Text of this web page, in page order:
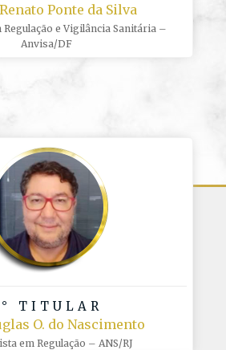
Ponte da Silva
Regulação e Vigilância Sanitária –
Anvisa/DF
TITULAR
O. do Nascimento
em Regulação – ANS/RJ